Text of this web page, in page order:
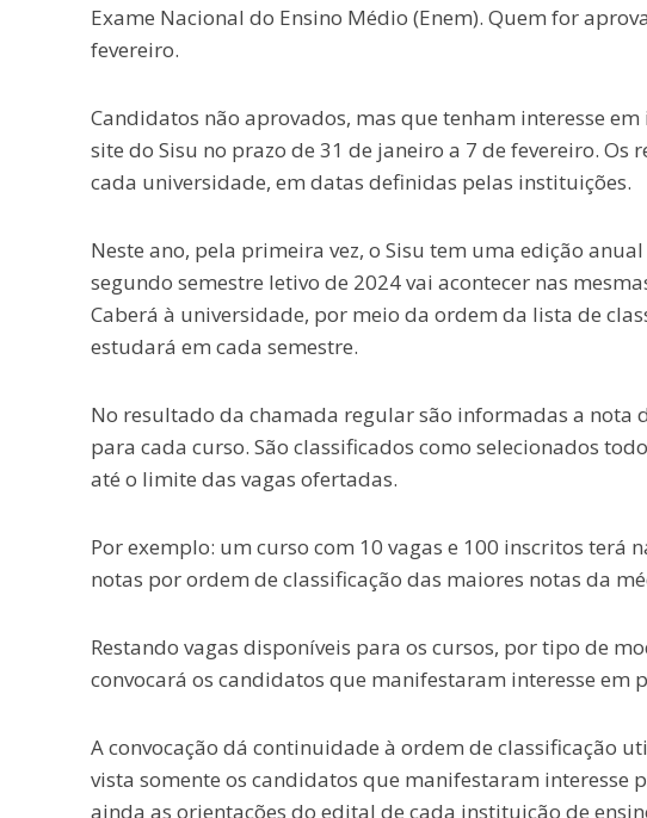
Exame Nacional do Ensino Médio (Enem). Quem for
fevereiro.
Candidatos não aprovados, mas que tenham interesse
site do Sisu no prazo de 31 de janeiro a 7 de fevereiro.
cada universidade, em datas definidas pelas instituições.
Neste ano, pela primeira vez, o Sisu tem uma edição
segundo semestre letivo de 2024 vai acontecer nas
Caberá à universidade, por meio da ordem da lista de
estudará em cada semestre.
No resultado da chamada regular são informadas a nota
para cada curso. São classificados como selecionados
até o limite das vagas ofertadas.
Por exemplo: um curso com 10 vagas e 100 inscritos terá
notas por ordem de classificação das maiores notas da
Restando vagas disponíveis para os cursos, por tipo de
convocará os candidatos que manifestaram interesse em
A convocação dá continuidade à ordem de classificação
vista somente os candidatos que manifestaram interesse
ainda as orientações do edital de cada instituição de